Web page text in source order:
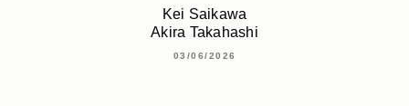
Kei Saikawa
Akira Takahashi
03/06/2026